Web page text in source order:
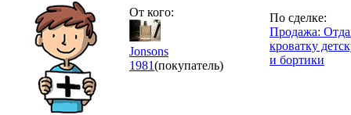
От кого:
Jonsons
1981(покупатель)
По сделке:
Продажа:
кроватку
и бортики